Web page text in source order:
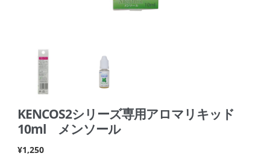
KENCOS2シリーズ専用アロマリキッド
10ml メンソール
¥1,250